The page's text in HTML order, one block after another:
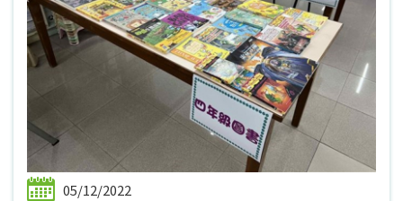
05/12/2022